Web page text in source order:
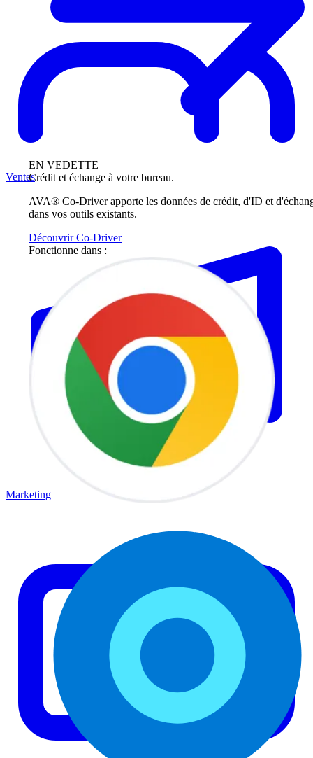
EN VEDETTE
Crédit et échange à votre bureau.
AVA® Co-Driver apporte les données de crédit, d'ID et
dans vos outils existants.
Découvrir Co-Driver
Fonctionne dans :
Ventes
Marketing